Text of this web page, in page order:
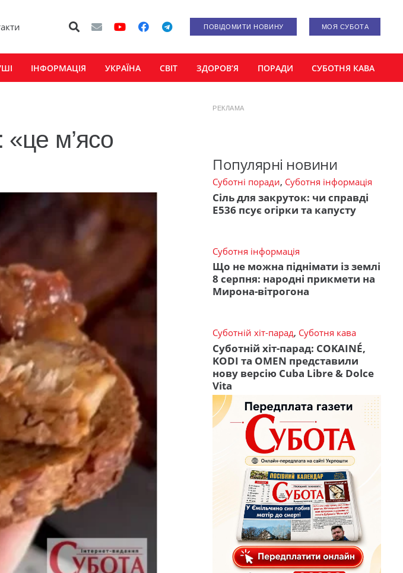
ПОВІДОМИТИ НОВИНУ МОЯ СУБОТА
ІНФОРМАЦІЯ УКРАЇНА СВІТ ЗДОРОВ’Я ПОРАДИ СУБОТНЯ КАВА
м’ясо
РЕКЛАМА
Популярні новини
Суботні поради, Суботня інформація
Сіль для закруток: чи справді
Е536 псує огірки та капусту
Суботня інформація
Що не можна піднімати із землі
8 серпня: народні прикмети на
Мирона-вітрогона
Суботній хіт-парад, Суботня кава
Суботній хіт-парад: COKAINÉ,
KODI та OMEN представили
нову версію Cuba Libre & Dolce
Vita